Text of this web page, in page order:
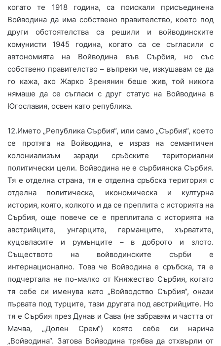
когато те 1918 година, са поискали присъединена
Войводина да има собствено правителство, което под
други обстоятелства са решили и войводинските
комунисти 1945 година, когато са се съгласили с
автономията на Войводина във Сърбия, но със
собствено правителство – въпреки че, изкушавам се да
го кажа, ако Жарко Зренянин беше жив, той никога
нямаше да се съгласи с друг статус на Войводина в
Югославия, освен като република.
12.Името „Република Сърбия“, или само „Сърбия“, което
се протяга на Войводина, е израз на семантичен
колониализъм заради сръбските териториални
политически цели. Войводина не е сърбиянска Сърбия.
Тя е отделна страна, тя е отделна сръбска територия с
отделна политическа, икономическа и културна
история, която, колкото и да се преплита с историята на
Сърбия, още повече се е преплитала с историята на
австрийците, унгарците, германците, хърватите,
куцовласите и румънците – в доброто и злото.
Съществото на войводинските сърби е
интернационално. Това че Войводина е сръбска, тя е
подчертала не по-малко от Княжество Сърбия, когато
тя себе си именува като „Войводство Сърбия“, онази
първата под турците, тази другата под австрийците. Но
тя е Сърбия през Дунав и Сава (не забравям и частта от
Мачва, „Долен Срем“) която себе си нарича
„Войводина“. Затова Войводина трябва да отхвърли от